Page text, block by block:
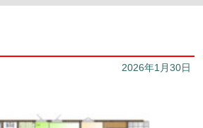
2026年1月30日